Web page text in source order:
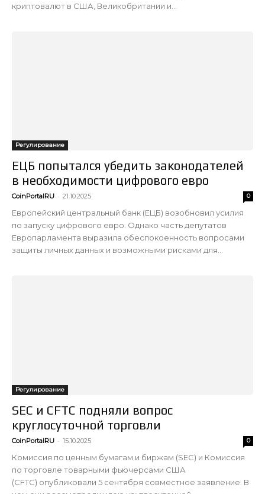
криптовалют в США, Великобритании и...
Регулирование
ЕЦБ попытался убедить законодателей
в необходимости цифрового евро
CoinPortalRU - 21.10.2025 0
Европейский центральный банк (ЕЦБ) возобновил усилия
по запуску цифрового евро. Однако часть депутатов
Европарламента выразила обеспокоенность вопросами
защиты личных данных и возможными рисками для...
Регулирование
SEC и CFTC подняли вопрос
круглосуточной торговли
CoinPortalRU - 15.10.2025 0
Комиссия по ценным бумагам и биржам (SEC) и Комиссия
по торговле товарными фьючерсами США
(CFTC) опубликовали 5 сентября совместное заявление. В